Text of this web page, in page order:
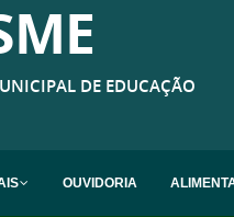
DE EDUCAÇÃO
OUVIDORIA